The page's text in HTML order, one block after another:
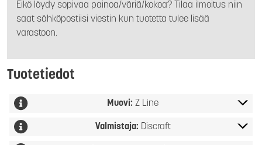
Eikö löydy sopivaa painoa/väriä/kokoa? Tilaa ilmoitus niin
saat sähköpostiisi viestin kun tuotetta tulee lisää
varastoon.
Tuotetiedot
Muovi: Z Line
Valmistaja: Discraft